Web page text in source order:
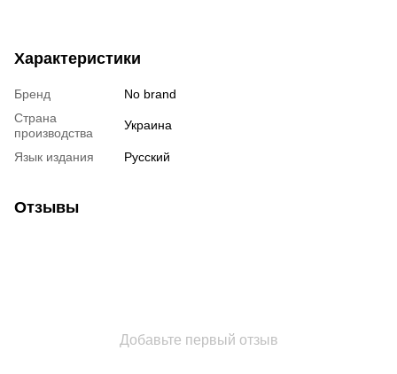
Характеристики
Бренд
No brand
Страна
производства
Украина
Язык издания Русский
Отзывы
Добавьте первый отзыв